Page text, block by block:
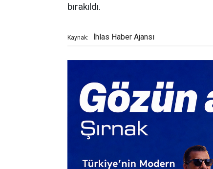
bırakıldı.
Kaynak: İhlas Haber Ajansı